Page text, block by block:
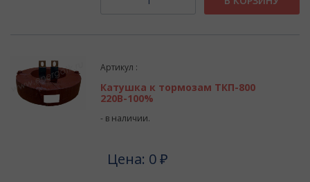
Артикул :
Катушка к тормозам ТКП-800
220В-100%
- в наличии.
Цена: 0 ₽